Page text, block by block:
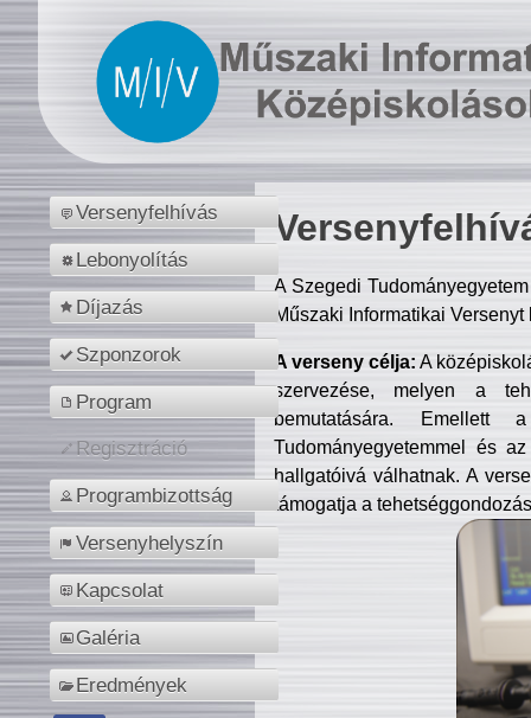
Versenyfelhívás
Lebonyolítás
Díjazás
Szponzorok
Program
Regisztráció
Programbizottság
Versenyhelyszín
Kapcsolat
Galéria
Eredmények
A Szegedi
Műszaki Informatikai
A verseny célja: A
szervezése, melyen a
bemutatására. Emellett
Tudományegyetemmel és
hallgatóivá válhatnak. A
támogatja a